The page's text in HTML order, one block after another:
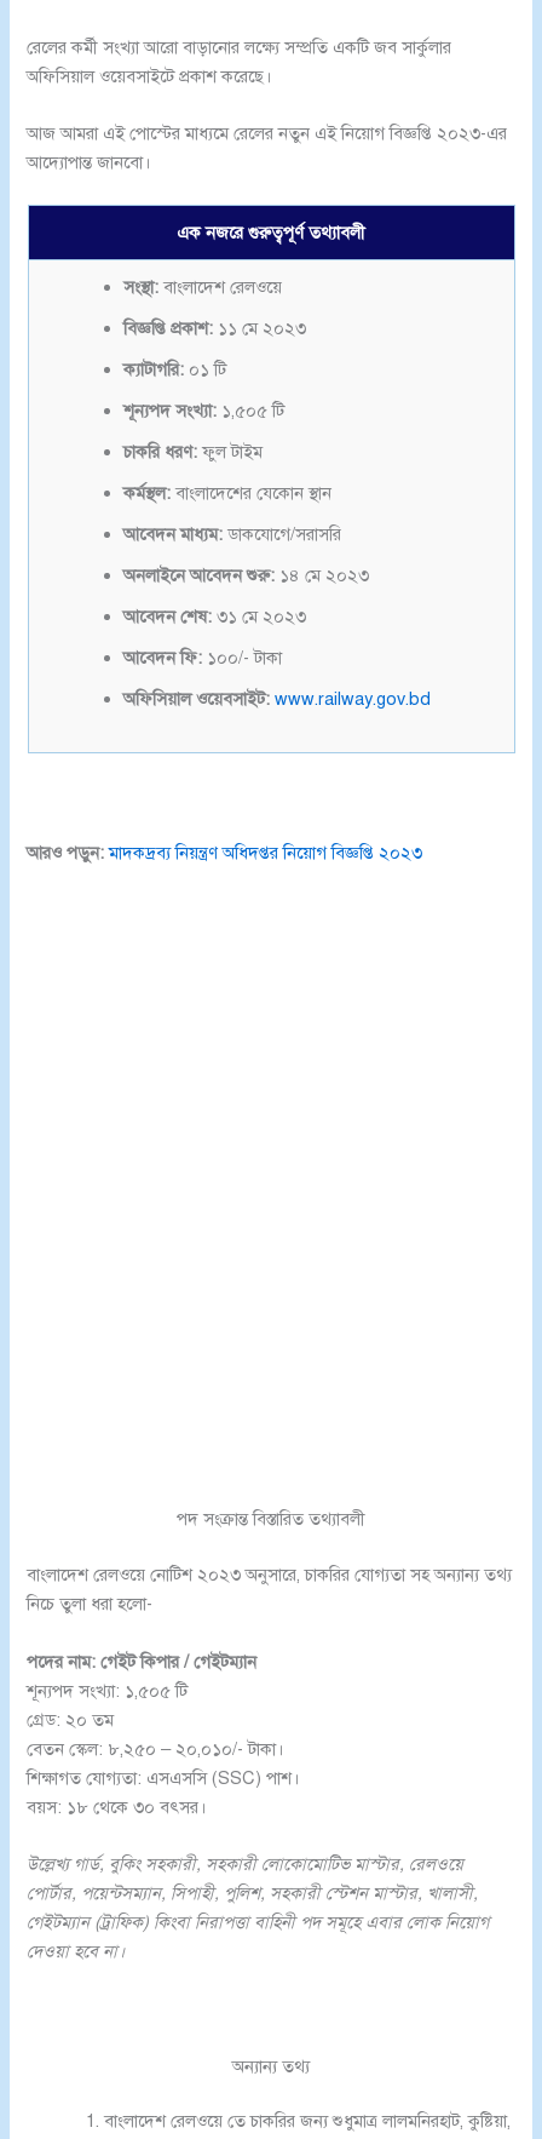
রেলের কর্মী সংখ্যা আরো বাড়ানোর লক্ষ্যে সম্প্রতি একটি জব সার্কুলার
অফিসিয়াল ওয়েবসাইটে প্রকাশ করেছে।
আজ আমরা এই পোস্টের মাধ্যমে রেলের নতুন এই নিয়োগ বিজ্ঞপ্তি ২০২৩-এর
আদ্যোপান্ত জানবো।
এক নজরে গুরুত্বপূর্ণ তথ্যাবলী
সংস্থা: বাংলাদেশ রেলওয়ে
বিজ্ঞপ্তি প্রকাশ:১১ মে ২০২৩
ক্যাটাগরি: ০১ টি
শূন্যপদ সংখ্যা:১,৫০৫ টি
চাকরি ধরণ:ফুল টাইম
কর্মস্থল:বাংলাদেশের যেকোন স্থান
আবেদন মাধ্যম: ডাকযোগে/সরাসরি
অনলাইনে আবেদন শুরু: ১৪ মে ২০২৩
আবেদন শেষ:৩১ মে ২০২৩
আবেদন ফি: ১০০/- টাকা
অফিসিয়াল ওয়েবসাইট: www.railway.gov.bd
আরও পড়ুন: মাদকদ্রব্য নিয়ন্ত্রণ অধিদপ্তর নিয়োগ বিজ্ঞপ্তি ২০২৩
পদ সংক্রান্ত বিস্তারিত তথ্যাবলী
বাংলাদেশ রেলওয়ে নোটিশ ২০২৩ অনুসারে, চাকরির যোগ্যতা সহ অন্যান্য তথ্য
নিচে তুলা ধরা হলো-
পদের নাম: গেইট কিপার / গেইটম্যান
শূন্যপদ সংখ্যা: ১,৫০৫ টি
গ্রেড: ২০ তম
বেতন স্কেল: ৮,২৫০ – ২০,০১০/- টাকা।
শিক্ষাগত যোগ্যতা: এসএসসি (SSC) পাশ।
বয়স: ১৮ থেকে ৩০ বৎসর।
উল্লেখ্য গার্ড, বুকিং সহকারী, সহকারী লোকোমোটিভ মাস্টার, রেলওয়ে
পোর্টার, পয়েন্টসম্যান, সিপাহী, পুলিশ, সহকারী স্টেশন মাস্টার, খালাসী,
গেইটম্যান (ট্রাফিক) কিংবা নিরাপত্তা বাহিনী পদ সমূহে এবার লোক নিয়োগ
দেওয়া হবে না।
অন্যান্য তথ্য
বাংলাদেশ রেলওয়ে তে চাকরির জন্য শুধুমাত্র লালমনিরহাট, কুষ্টিয়া,